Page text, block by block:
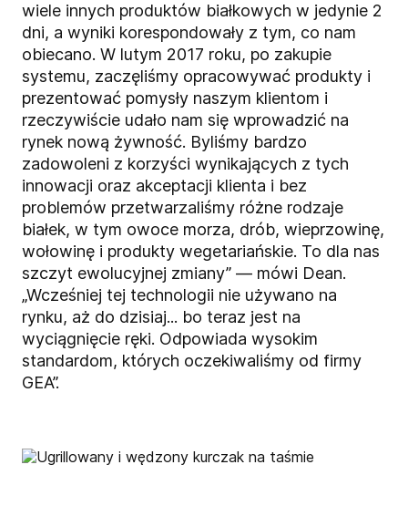
wiele innych produktów białkowych w jedynie 2
dni, a wyniki korespondowały z tym, co nam
obiecano. W lutym 2017 roku, po zakupie
systemu, zaczęliśmy opracowywać produkty i
prezentować pomysły naszym klientom i
rzeczywiście udało nam się wprowadzić na
rynek nową żywność. Byliśmy bardzo
zadowoleni z korzyści wynikających z tych
innowacji oraz akceptacji klienta i bez
problemów przetwarzaliśmy różne rodzaje
białek, w tym owoce morza, drób, wieprzowinę,
wołowinę i produkty wegetariańskie. To dla nas
szczyt ewolucyjnej zmiany” — mówi Dean.
„Wcześniej tej technologii nie używano na
rynku, aż do dzisiaj... bo teraz jest na
wyciągnięcie ręki. Odpowiada wysokim
standardom, których oczekiwaliśmy od firmy
GEA”.